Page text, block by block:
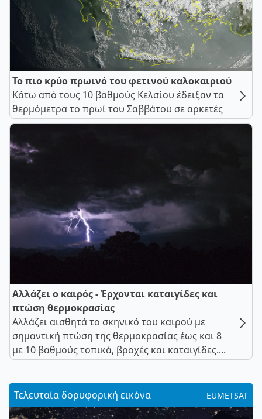
Το πιο κρύο πρωινό του φετινού καλοκαιριού
Κάτω από τους 10 βαθμούς Κελσίου έδειξαν τα
θερμόμετρα το πρωί του Σαββάτου σε αρκετές
Αλλάζει ο καιρός - Έρχονται καταιγίδες και
πτώση θερμοκρασίας
Αλλάζει αισθητά το σκηνικό του καιρού με
σημαντική πτώση της θερμοκρασίας έως και 8
με 10 βαθμούς τοπικά, βροχές και καταιγίδες....
Τελευταία δορυφορική εικόνα EUMETSAT